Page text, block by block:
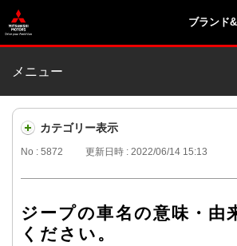
ブランド
メニュー
カテゴリー表示
No : 5872 更新日時 : 2022/06/14 15:13
ジープの車名の意味・由
ください。